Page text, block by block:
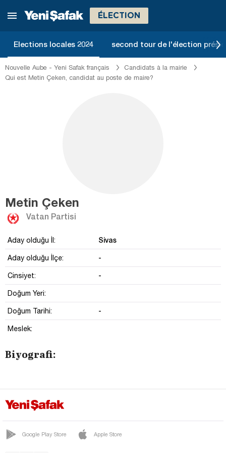
ÉLECTION
Elections locales 2024 second tour de l'élection
Nouvelle Aube - Yeni Safak français
Candidats à la mairie
Qui est Metin Çeken, candidat au poste de maire?
Metin Çeken
Vatan Partisi
Aday olduğu İl: Sivas
Aday olduğu İlçe: -
Cinsiyet: -
Doğum Yeri:
Doğum Tarihi: -
Meslek:
Biyografi:
Google Play Store Apple Store